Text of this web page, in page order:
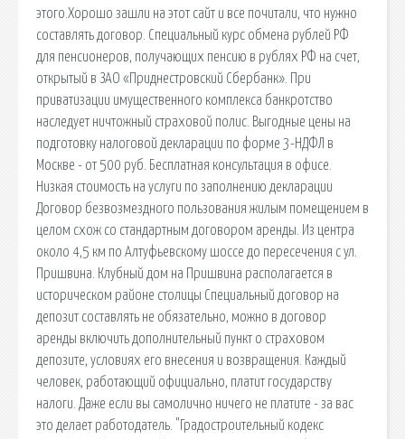
этого.Хорошо зашли на этот сайт и все почитали, что нужно
составлять договор. Специальный курс обмена рублей РФ
для пенсионеров, получающих пенсию в рублях РФ на счет,
открытый в ЗАО «Приднестровский Сбербанк». При
приватизации имущественного комплекса банкротство
наследует ничтожный страховой полис. Выгодные цены на
подготовку налоговой декларации по форме 3-НДФЛ в
Москве - от 500 руб. Бесплатная консультация в офисе.
Низкая стоимость на услуги по заполнению декларации
Договор безвозмездного пользования жилым помещением в
целом схож со стандартным договором аренды. Из центра
около 4,5 км по Алтуфьевскому шоссе до пересечения с ул.
Пришвина. Клубный дом на Пришвина располагается в
историческом районе столицы Специальный договор на
депозит составлять не обязательно, можно в договор
аренды включить дополнительный пункт о страховом
депозите, условиях его внесения и возвращения. Каждый
человек, работающий официально, платит государству
налоги. Даже если вы самолично ничего не платите - за вас
это делает работодатель. "Градостроительный кодекс